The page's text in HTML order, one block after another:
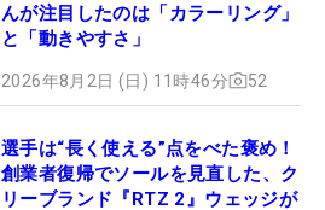
んが注目したのは「カラーリング」
と「動きやすさ」
2026年8月2日 (日) 11時46分 52
選手は“長く使える”点をべた褒め！
創業者復帰でソールを見直した、ク
リーブランド『RTZ 2』ウェッジが